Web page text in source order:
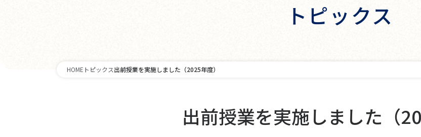
トピックス
HOME トピックス出前授業を実施しました（2025年度）
出前授業を実施しました（